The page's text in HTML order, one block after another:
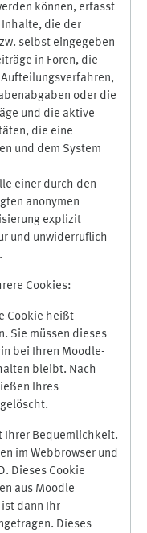
können, erfasst
die der
selbst eingegeben
in Foren, die
oder die
und die aktive
die eine
und dem System
einer durch den
anonymen
explizit
und unwiderruflich
Cookies:
Cookie heißt
Sie müssen dieses
bei Ihren Moodle-
bleibt. Nach
Ihres
Ihrer Bequemlichkeit.
im Webbrowser und
Dieses Cookie
aus Moodle
dann Ihr
Dieses